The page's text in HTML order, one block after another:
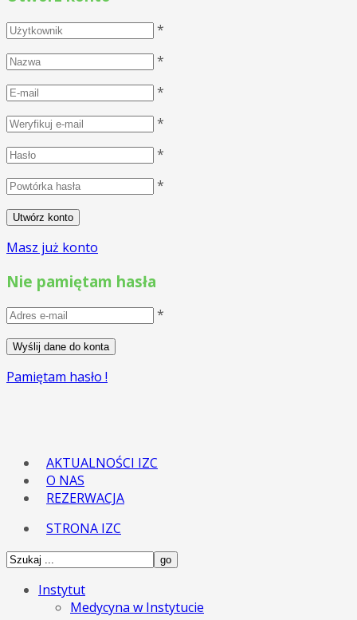
*
*
*
*
*
*
Masz już konto
Nie pamiętam hasła
*
Pamiętam hasło !
AKTUALNOŚCI IZC
O NAS
REZERWACJA
STRONA IZC
Instytut
Medycyna w Instytucie